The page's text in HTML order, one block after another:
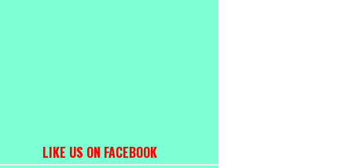
LIKE US ON FACEBOOK